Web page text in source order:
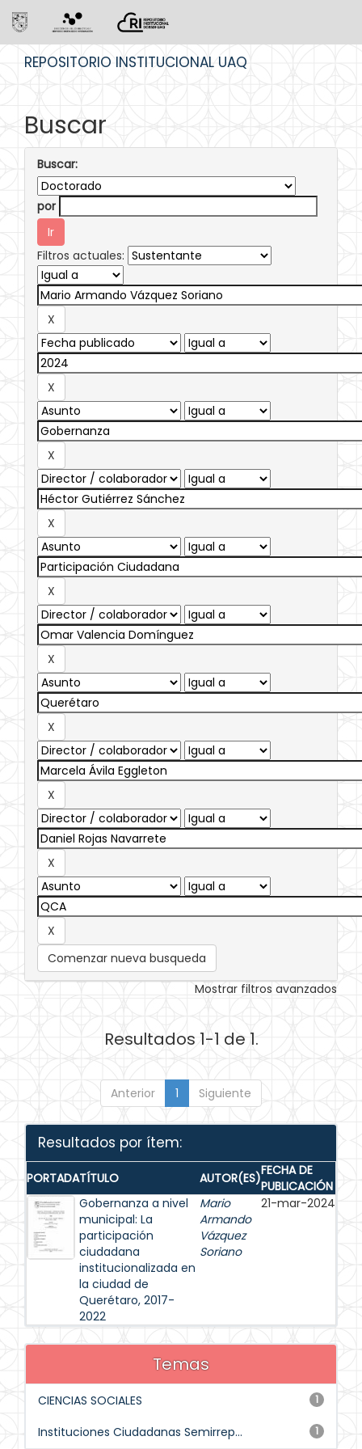
REPOSITORIO INSTITUCIONAL UAQ
Buscar
Buscar:
por
Filtros actuales:
Comenzar nueva busqueda
Mostrar filtros avanzados
Resultados 1-1 de 1.
Anterior 1 Siguiente
Resultados por ítem:
PORTADATÍTULO AUTOR(ES)FECHA DE
PUBLICACIÓN
Gobernanza a nivel
municipal: La
participación
ciudadana
institucionalizada en
la ciudad de
Querétaro, 2017-
2022
Mario
Armando
Vázquez
Soriano
21-mar-2024
Temas
1
CIENCIAS SOCIALES
1
Instituciones Ciudadanas Semirrep...